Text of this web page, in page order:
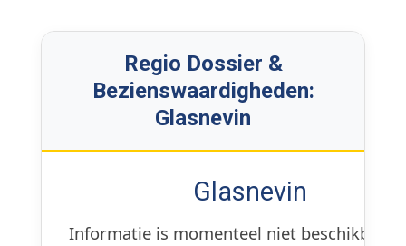
Regio Dossier &
Bezienswaardigheden:
Glasnevin
Glasnevin
Informatie is momenteel niet beschikbaar.